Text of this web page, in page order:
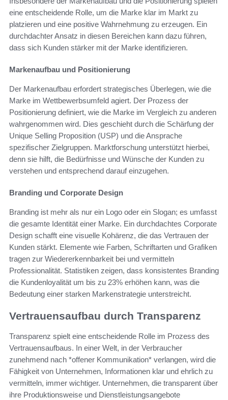
eine entscheidende Rolle, um die Marke klar im Markt zu
platzieren und eine positive Wahrnehmung zu erzeugen. Ein
durchdachter Ansatz in diesen Bereichen kann dazu führen,
dass sich Kunden stärker mit der Marke identifizieren.
Markenaufbau und Positionierung
Der Markenaufbau erfordert strategisches Überlegen, wie die
Marke im Wettbewerbsumfeld agiert. Der Prozess der
Positionierung definiert, wie die Marke im Vergleich zu anderen
wahrgenommen wird. Dies geschieht durch die Schärfung der
Unique Selling Proposition (USP) und die Ansprache
spezifischer Zielgruppen. Marktforschung unterstützt hierbei,
denn sie hilft, die Bedürfnisse und Wünsche der Kunden zu
verstehen und entsprechend darauf einzugehen.
Branding und Corporate Design
Branding ist mehr als nur ein Logo oder ein Slogan; es umfasst
die gesamte Identität einer Marke. Ein durchdachtes Corporate
Design schafft eine visuelle Kohärenz, die das Vertrauen der
Kunden stärkt. Elemente wie Farben, Schriftarten und Grafiken
tragen zur Wiedererkennbarkeit bei und vermitteln
Professionalität. Statistiken zeigen, dass konsistentes Branding
die Kundenloyalität um bis zu 23% erhöhen kann, was die
Bedeutung einer starken Markenstrategie unterstreicht.
Vertrauensaufbau durch Transparenz
Transparenz spielt eine entscheidende Rolle im Prozess des
Vertrauensaufbaus. In einer Welt, in der Verbraucher
zunehmend nach *offener Kommunikation* verlangen, wird die
Fähigkeit von Unternehmen, Informationen klar und ehrlich zu
vermitteln, immer wichtiger. Unternehmen, die transparent über
ihre Produktionsweise und Dienstleistungsangebote